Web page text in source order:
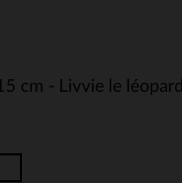
cm - Livvie le léopard